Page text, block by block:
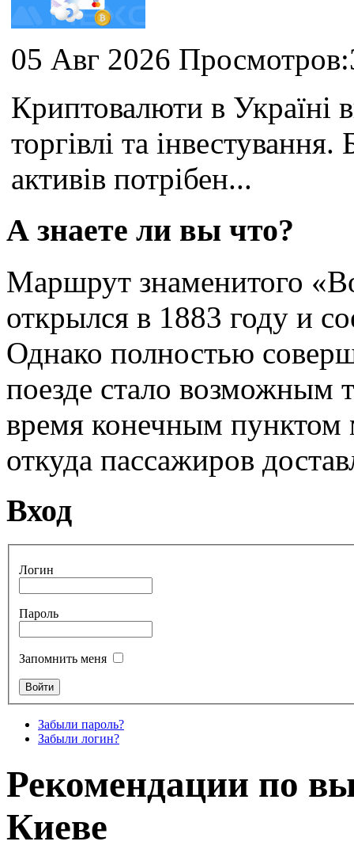
05 Авг 2026
Криптовалюти в Україні
торгівлі та
активів потрібен...
А знаете ли вы что?
Маршрут знаменитого
открылся в 1883 году и
Однако полностью
поезде стало возможным
время конечным пунктом
откуда пассажиров
Вход
Логин
Пароль
Запомнить меня
Забыли пароль?
Забыли логин?
Рекомендации по
Киеве